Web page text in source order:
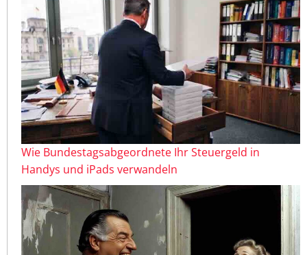
Wie Bundestagsabgeordnete Ihr Steuergeld in
Handys und iPads verwandeln